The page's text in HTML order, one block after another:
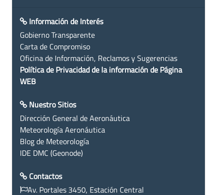
Información de Interés
Gobierno Transparente
Carta de Compromiso
Oficina de Información, Reclamos y Sugerencias
Política de Privacidad de la información de Página
WEB
Nuestro Sitios
Dirección General de Aeronáutica
Meteorología Aeronáutica
Blog de Meteorología
IDE DMC (Geonode)
Contactos
Av. Portales 3450, Estación Central